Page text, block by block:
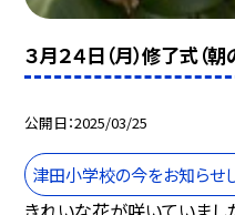
３月２４日（月）修了式（
公開日 2025/03/25
津田小学校の今をお知らせ